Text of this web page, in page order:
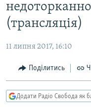
до
основної
Перейти
пошукуКУЛЬТУРА
СПОРТ
ВІЙНА
ДОНБАС.РЕАЛІЇ
КРИМ.РЕАЛІЇ
ТИ ЯК?
(трансляція)
11 липня 2017, 16:10
Поділитись
Додати Радіо Свобода як